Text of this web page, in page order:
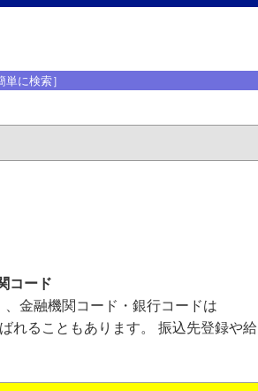
に検索］
コード
金融機関コード・銀行コードは
れることもあります。 振込先登録や給